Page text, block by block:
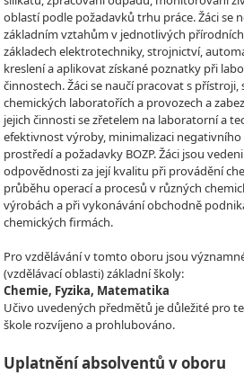
oblastí podle požadavků trhu práce. Žáci se
základním vztahům v jednotlivých
základech elektrotechniky, strojnictví,
kreslení a aplikovat získané poznatky při
činnostech. Žáci se naučí pracovat s přístroji,
chemických laboratořích a provozech a
jejich činnosti se zřetelem na laboratorní a
efektivnost výroby, minimalizaci
prostředí a požadavky BOZP. Žáci jsou
odpovědnosti za její kvalitu při provádění
průběhu operací a procesů v různých
výrobách a při vykonávání obchodně
chemických firmách.
Pro vzdělávání v tomto oboru jsou
(vzdělávací oblasti) základní školy:
Chemie, Fyzika, Matematika
Učivo uvedených předmětů je důležité pro
škole rozvíjeno a prohlubováno.
Uplatnění absolventů v oboru